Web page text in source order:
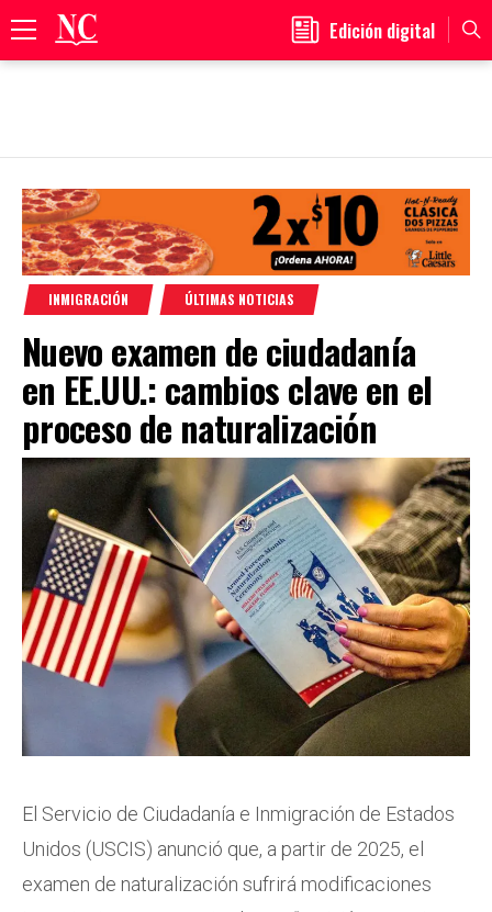
content
Edición digital
INMIGRACIÓN ÚLTIMAS NOTICIAS
Nuevo examen de ciudadanía
en EE.UU.: cambios clave en el
proceso de naturalización
El Servicio de Ciudadanía e Inmigración de Estados
Unidos (USCIS) anunció que, a partir de 2025, el
examen de naturalización sufrirá modificaciones